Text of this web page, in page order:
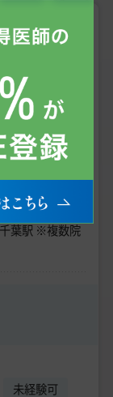
円台】男性向け
募集／転科歓
自由診療未経
ク 千葉院》
葉駅 ※複数院
未経験可